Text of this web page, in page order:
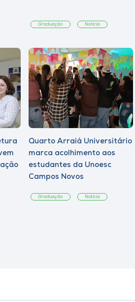
Graduação Notícia
Quarto Arraiá Universitário
marca acolhimento aos
estudantes da Unoesc
Campos Novos
Graduação Notícia